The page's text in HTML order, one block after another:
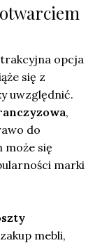
opcja
się z
uwzględnić.
,
do
może się
marki
mebli,